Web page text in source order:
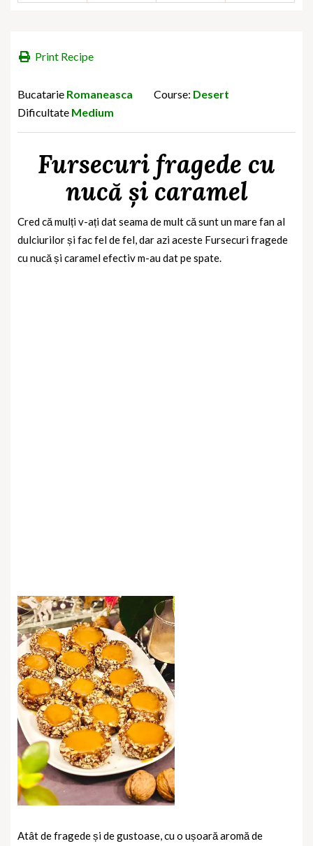
Print Recipe
Bucatarie Romaneasca Course: Desert
Dificultate Medium
Fursecuri fragede cu
nucă și caramel
Cred că mulți v-ați dat seama de mult că sunt un mare fan al
dulciurilor și fac fel de fel, dar azi aceste Fursecuri fragede
cu nucă și caramel efectiv m-au dat pe spate.
Atât de fragede și de gustoase, cu o ușoară aromă de